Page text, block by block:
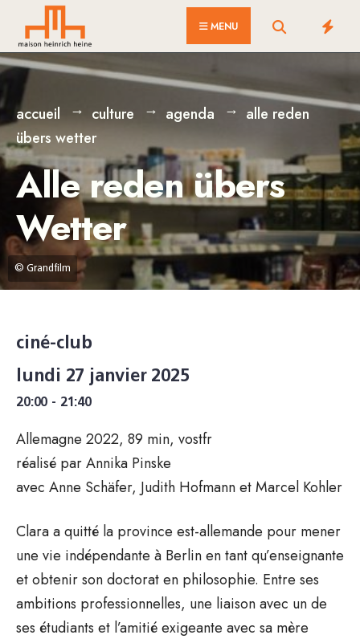
content
MENU
© Grandfilm
accueil culture agenda
alle reden
übers wetter
Alle reden übers
Wetter
ciné-club
lundi 27 janvier 2025
20:00 - 21:40
Allemagne 2022, 89 min, vostfr
réalisé par Annika Pinske
avec Anne Schäfer, Judith Hofmann et Marcel Kohler
Clara a quitté la province est-allemande pour mener
une vie indépendante à Berlin en tant qu’enseignante
et obtenir son doctorat en philosophie. Entre ses
ambitions professionnelles, une liaison avec un de
ses étudiants et l’amitié exigeante avec sa mère